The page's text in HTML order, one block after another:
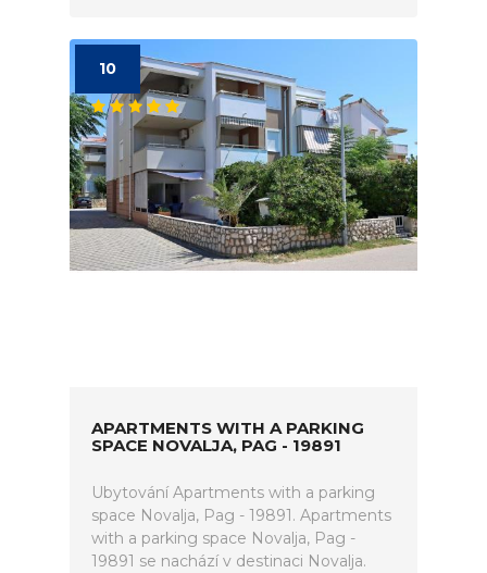
10
APARTMENTS WITH A PARKING
SPACE NOVALJA, PAG - 19891
Ubytování Apartments with a parking
space Novalja, Pag - 19891. Apartments
with a parking space Novalja, Pag -
19891 se nachází v destinaci Novalja.